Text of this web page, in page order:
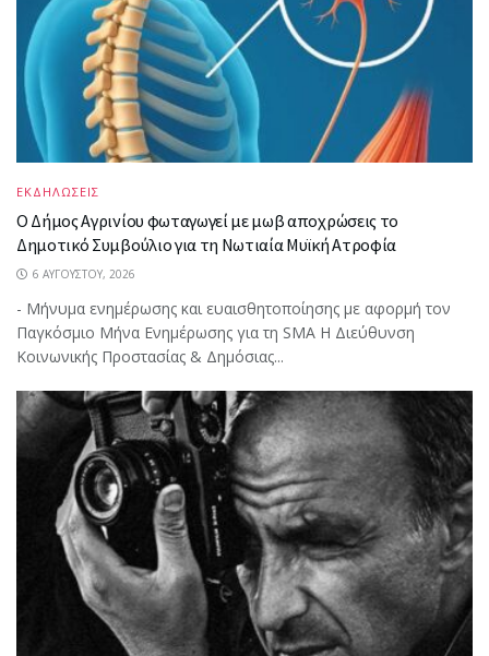
ΕΚΔΗΛΩΣΕΙΣ
Ο Δήμος Αγρινίου φωταγωγεί με μωβ αποχρώσεις το
Δημοτικό Συμβούλιο για τη Νωτιαία Μυϊκή Ατροφία
6 ΑΥΓΟΎΣΤΟΥ, 2026
- Μήνυμα ενημέρωσης και ευαισθητοποίησης με αφορμή τον
Παγκόσμιο Μήνα Ενημέρωσης για τη SMA Η Διεύθυνση
Κοινωνικής Προστασίας & Δημόσιας...